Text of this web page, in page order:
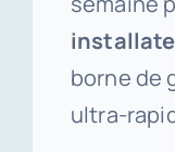
borne de
ultra-